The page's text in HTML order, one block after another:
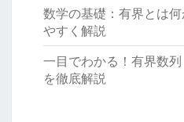
数学の基礎：有界とは
やすく解説
一目でわかる！有界数
を徹底解説